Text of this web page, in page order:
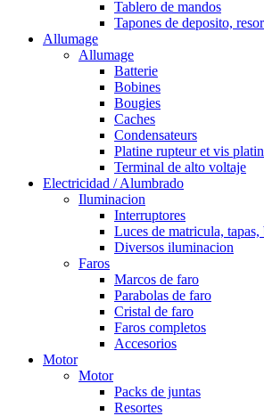
Tablero de mandos
Tapones de deposito,
Allumage
Allumage
Batterie
Bobines
Bougies
Caches
Condensateurs
Platine rupteur et vis
Terminal de alto voltaje
Electricidad / Alumbrado
Iluminacion
Interruptores
Luces de matricula,
Diversos iluminacion
Faros
Marcos de faro
Parabolas de faro
Cristal de faro
Faros completos
Accesorios
Motor
Motor
Packs de juntas
Resortes